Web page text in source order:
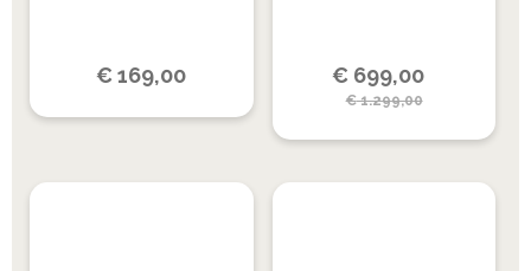
€ 169,00
Special
Price
€ 699,00
€1.299,00